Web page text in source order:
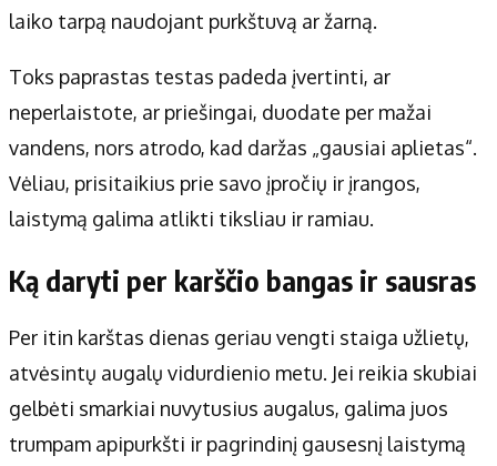
laiko tarpą naudojant purkštuvą ar žarną.
Toks paprastas testas padeda įvertinti, ar
neperlaistote, ar priešingai, duodate per mažai
vandens, nors atrodo, kad daržas „gausiai aplietas“.
Vėliau, prisitaikius prie savo įpročių ir įrangos,
laistymą galima atlikti tiksliau ir ramiau.
Ką daryti per karščio bangas ir sausras
Per itin karštas dienas geriau vengti staiga užlietų,
atvėsintų augalų vidurdienio metu. Jei reikia skubiai
gelbėti smarkiai nuvytusius augalus, galima juos
trumpam apipurkšti ir pagrindinį gausesnį laistymą